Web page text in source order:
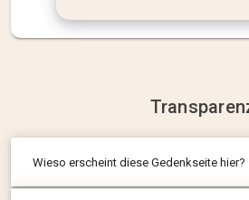
Wieso erscheint diese Gedenkseite hier?